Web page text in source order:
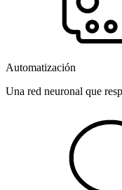
Automatización
Una red neuronal que